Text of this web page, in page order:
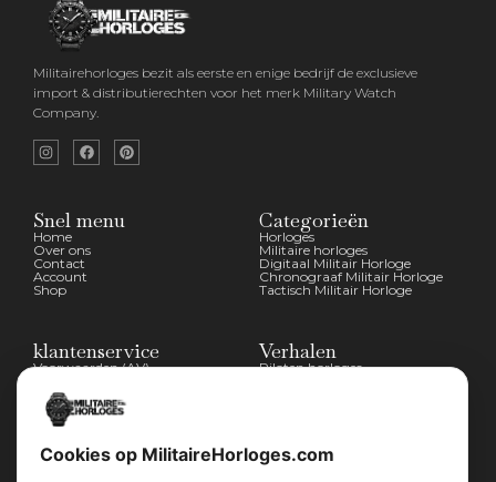
Militairehorloges bezit als eerste en enige bedrijf de exclusieve
import & distributierechten voor het merk Military Watch
Company.
Snel menu
Home
Over ons
Contact
Account
Shop
Categorieën
Horloges
Militaire horloges
Digitaal Militair Horloge
Chronograaf Militair Horloge
Tactisch Militair Horloge
klantenservice
Voorwaarden (AV)
Garantiebeleid
Privacybeleid
Cookiebeleid
Verhalen
Piloten horloges
Cookies op MilitaireHorloges.com